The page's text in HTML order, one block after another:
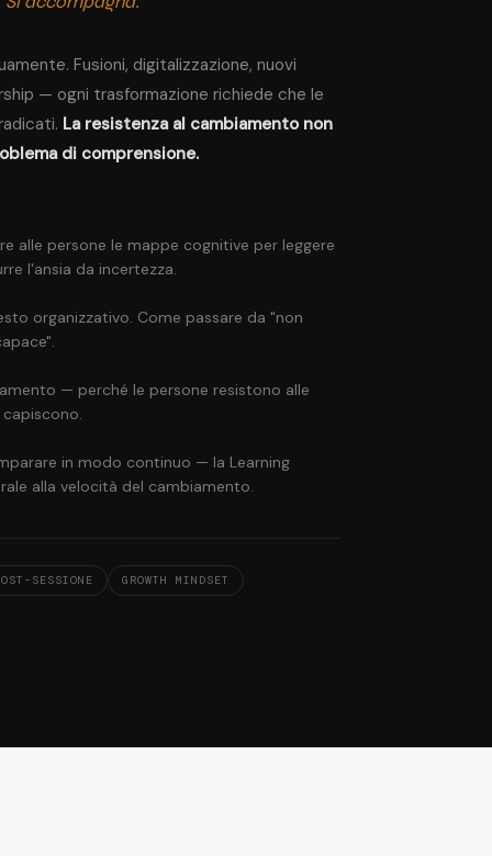
Fusioni, digitalizzazione, nuovi
— ogni trasformazione richiede che le
La resistenza al cambiamento non
di comprensione.
alle persone le mappe cognitive per leggere
l'ansia da incertezza.
organizzativo. Come passare da "non
— perché le persone resistono alle
in modo continuo — la Learning
alla velocità del cambiamento.
SESSIONE GROWTH MINDSET